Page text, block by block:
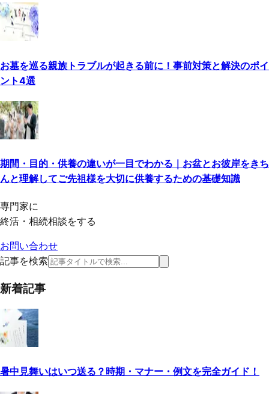
お墓を巡る親族トラブルが起きる前に！事前対策と解決のポイ
ント4選
期間・目的・供養の違いが一目でわかる｜お盆とお彼岸をきち
んと理解してご先祖様を大切に供養するための基礎知識
専門家に
終活・相続相談をする
お問い合わせ
記事を検索
新着記事
暑中見舞いはいつ送る？時期・マナー・例文を完全ガイド！